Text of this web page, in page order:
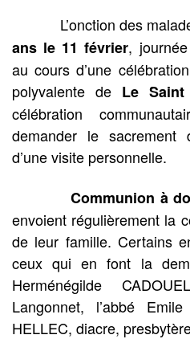
L’onction des
ans le 11 février,
au cours d’une
polyvalente de Le Saint
célébration
demander le
d’une visite personnelle.
Communion à
envoient régulièrement la
de leur famille. Certains
ceux qui en font la
Herménégilde
Langonnet, l’abbé
HELLEC, diacre,